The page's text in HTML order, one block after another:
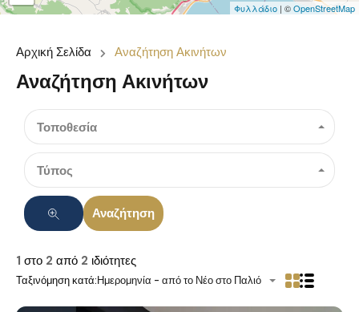
Φυλλάδιο | ©OpenStreetMap
Αρχική Σελίδα Αναζήτηση Ακινήτων
Αναζήτηση Ακινήτων
Τοποθεσία
Τύπος
Αναζήτηση
1 στο 2 από 2 ιδιότητες
Ταξινόμηση κατά:Ημερομηνία - από το Νέο στο Παλιό